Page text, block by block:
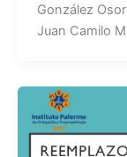
González
Juan Camilo